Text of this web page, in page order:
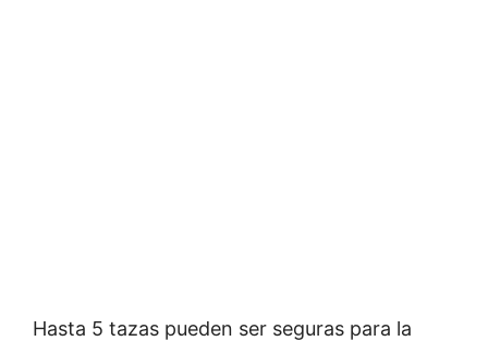
Hasta 5 tazas pueden ser seguras para la